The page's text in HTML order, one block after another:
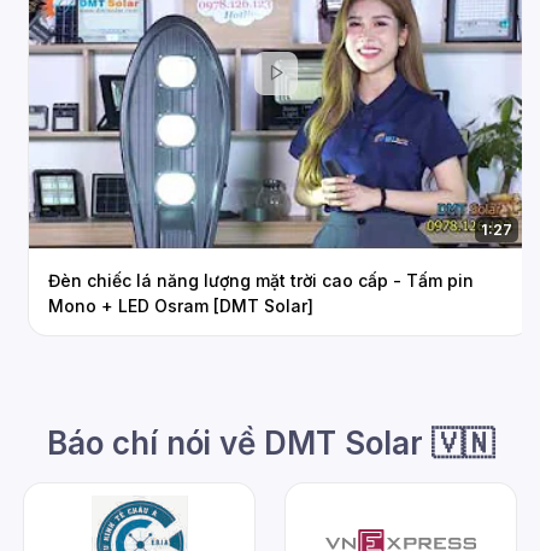
1:27
Đèn chiếc lá năng lượng mặt trời cao cấp - Tấm pin
Mono + LED Osram [DMT Solar]
Báo chí nói về DMT Solar 🇻🇳